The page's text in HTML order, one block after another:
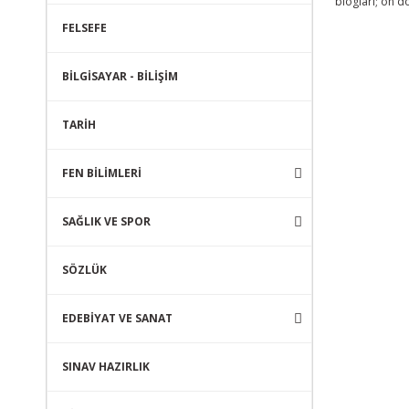
FELSEFE
BİLGİSAYAR - BİLİŞİM
TARİH
FEN BİLİMLERİ
SAĞLIK VE SPOR
SÖZLÜK
EDEBİYAT VE SANAT
SINAV HAZIRLIK